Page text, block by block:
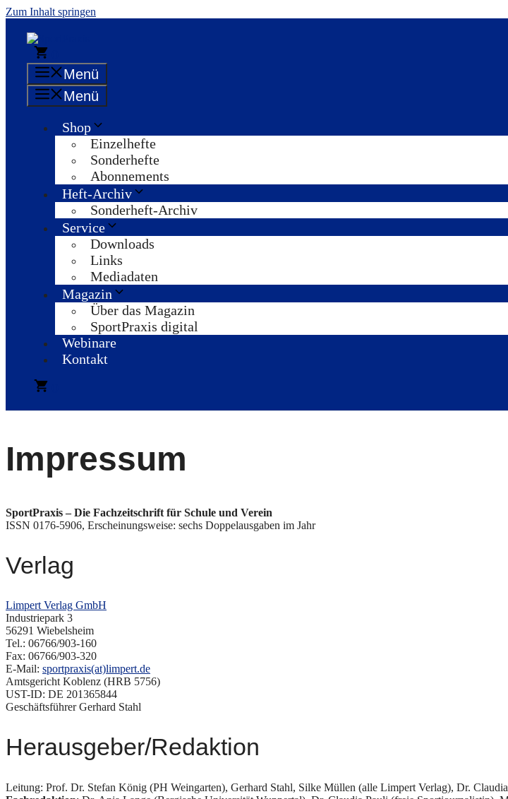
Zum Inhalt springen
Menü
Menü
Shop
Einzelhefte
Sonderhefte
Abonnements
Heft-Archiv
Sonderheft-Archiv
Service
Downloads
Links
Mediadaten
Magazin
Über das Magazin
SportPraxis digital
Webinare
Kontakt
Impressum
SportPraxis – Die Fachzeitschrift für Schule und Verein
ISSN 0176-5906, Erscheinungsweise: sechs Doppelausgaben im Jahr
Verlag
Limpert Verlag GmbH
Industriepark 3
56291 Wiebelsheim
Tel.: 06766/903-160
Fax: 06766/903-320
E-Mail: sportpraxis(at)limpert.de
Amtsgericht Koblenz (HRB 5756)
UST-ID: DE 201365844
Geschäftsführer Gerhard Stahl
Herausgeber/Redaktion
Leitung: Prof. Dr. Stefan König (PH Weingarten), Gerhard Stahl, Silke Müllen (alle Limpert Verlag), Dr.